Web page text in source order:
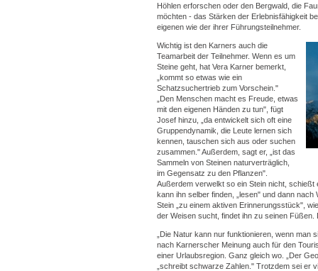
Höhlen erforschen oder den Bergwald, die
möchten - das Stärken der Erlebnisfähigkeit
eigenen wie der ihrer Führungsteilnehmer.
Wichtig ist den Karners auch die
Teamarbeit der Teilnehmer. Wenn es um
Steine geht, hat Vera Karner bemerkt,
„kommt so etwas wie ein
Schatzsuchertrieb zum Vorschein."
„Den Menschen macht es Freude, etwas
mit den eigenen Händen zu tun", fügt
Josef hinzu, „da entwickelt sich oft eine
Gruppendynamik, die Leute lernen sich
kennen, tauschen sich aus oder suchen
zusammen." Außerdem, sagt er, „ist das
Sammeln von Steinen naturverträglich,
im Gegensatz zu den Pflanzen".
Außerdem verwelkt so ein Stein nicht, schießt
kann ihn selber finden, „lesen" und dann
Stein „zu einem aktiven Erinnerungsstück",
der Weisen sucht, findet ihn zu seinen
„Die Natur kann nur funktionieren, wenn man
nach Karnerscher Meinung auch für den
einer Urlaubsregion. Ganz gleich wo. „Der
„schreibt schwarze Zahlen." Trotzdem sei er